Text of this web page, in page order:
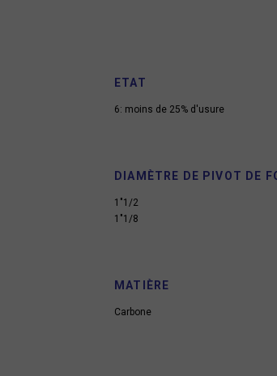
ETAT
6: moins de 25% d'usure
DIAMÈTRE DE PIVOT DE
1"1/2
1"1/8
MATIÈRE
Carbone